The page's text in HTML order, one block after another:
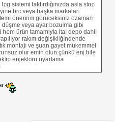
sistemi taktırdığınızda asla stop
brc veya başka markaları
öneririm görüceksiniz ozaman
düşme veya ayar bozulma gibi
hem ürün tamamıyla ital depo dahil
rakım değişikliğindende
montajı ve şuan gayet mükemmel
olur emin olun.çünkü enj.bile
enjektörü uyarlama